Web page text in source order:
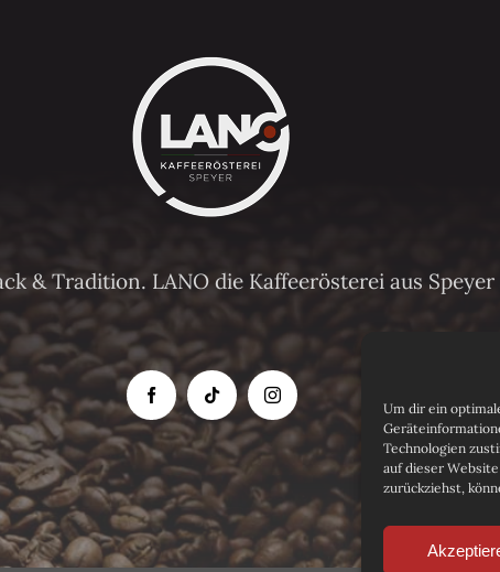
Um dir ein
Technologien
auf dieser
zurückziehst,
& Tradition. LANO die Kaffeerösterei aus Speyer